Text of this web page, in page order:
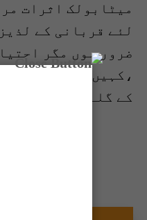
میٹابولک اثرات
لئے قربانی کے
ضرور ہوں مگر
،کہیں ایسا نہ ہو
کے گلےپڑ جائے۔
گوگل نیوز پر